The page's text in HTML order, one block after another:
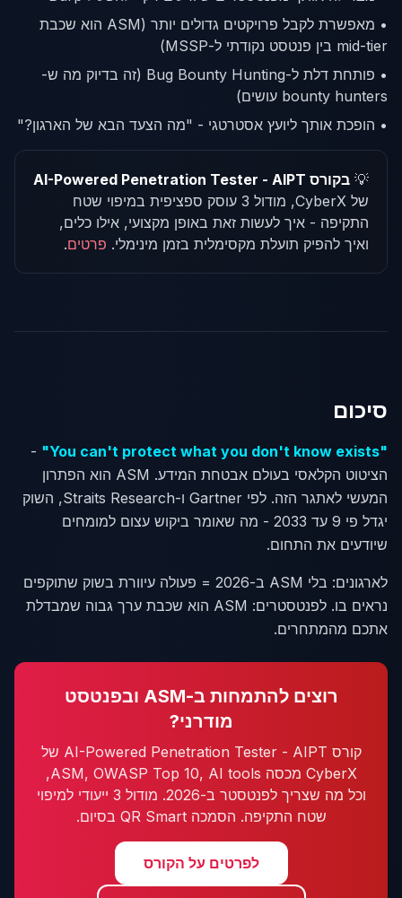
• מאפשרת לקבל פרויקטים גדולים יותר (ASM הוא שכבת
mid-tier בין פנטסט נקודתי ל-MSSP)
• פותחת דלת ל-Bug Bounty Hunting (זה בדיוק מה ש-
bounty hunters עושים)
• הופכת אותך ליועץ אסטרטגי - "מה הצעד הבא של הארגון?"
💡 בקורס AI-Powered Penetration Tester - AIPT
של CyberX, מודול 3 עוסק ספציפית במיפוי שטח
התקיפה - איך לעשות זאת באופן מקצועי, אילו כלים,
ואיך להפיק תועלת מקסימלית בזמן מינימלי. פרטים.
סיכום
"You can't protect what you don't know exists"
-
הציטוט הקלאסי בעולם אבטחת המידע. ASM הוא הפתרון
המעשי לאתגר הזה. לפי Gartner ו-Straits Research, השוק
יגדל פי 9 עד 2033 - מה שאומר ביקוש עצום למומחים
שיודעים את התחום.
לארגונים: בלי ASM ב-2026 = פעולה עיוורת בשוק שתוקפים
נראים בו. לפנטסטרים: ASM הוא שכבת ערך גבוה שמבדלת
אתכם מהמתחרים.
רוצים להתמחות ב-ASM ובפנטסט
מודרני?
קורס AI-Powered Penetration Tester - AIPT של
CyberX מכסה ASM, OWASP Top 10, AI tools,
וכל מה שצריך לפנטסטר ב-2026. מודול 3 ייעודי למיפוי
שטח התקיפה. הסמכה QR Smart בסיום.
לפרטים על הקורס